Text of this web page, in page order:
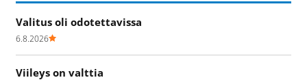
Valitus oli odotettavissa
6.8.2026
Viileys on valttia